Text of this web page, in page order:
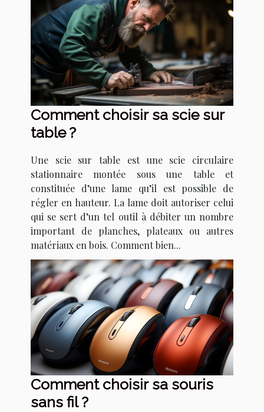
Comment choisir sa scie sur
table ?
Une scie sur table est une scie circulaire
stationnaire montée sous une table et
constituée d’une lame qu’il est possible de
régler en hauteur. La lame doit autoriser celui
qui se sert d’un tel outil à débiter un nombre
important de planches, plateaux ou autres
matériaux en bois. Comment bien...
Comment choisir sa souris
sans fil ?